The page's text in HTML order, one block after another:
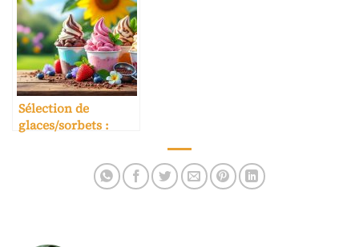
Sélection de
glaces/sorbets :